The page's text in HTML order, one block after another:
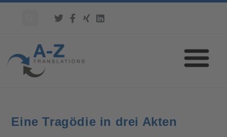
Eine Tragödie in drei Akten